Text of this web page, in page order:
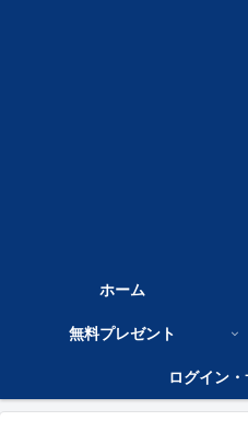
ホーム
無料プレゼント
ログイン